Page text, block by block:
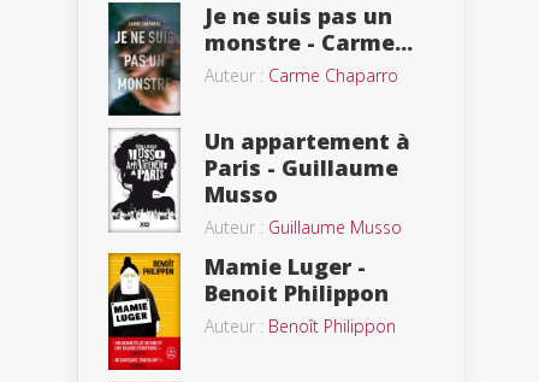
Je ne suis pas un
monstre - Carme...
Auteur : Carme Chaparro
Un appartement à
Paris - Guillaume
Musso
Auteur : Guillaume Musso
Mamie Luger -
Benoit Philippon
Auteur : Benoît Philippon